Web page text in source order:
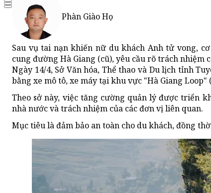
Phàn Giào Họ
Sau vụ tai nạn khiến nữ du khách Anh tử vong,
cung đường Hà Giang (cũ), yêu cầu rõ trách nhiệm
Ngày 14/4, Sở Văn hóa, Thể thao và Du lịch tỉnh
bằng xe mô tô, xe máy tại khu vực "Hà Giang
Theo sở này, việc tăng cường quản lý được triển
nhà nước và trách nhiệm của các đơn vị liên quan.
Mục tiêu là đảm bảo an toàn cho du khách, đồng